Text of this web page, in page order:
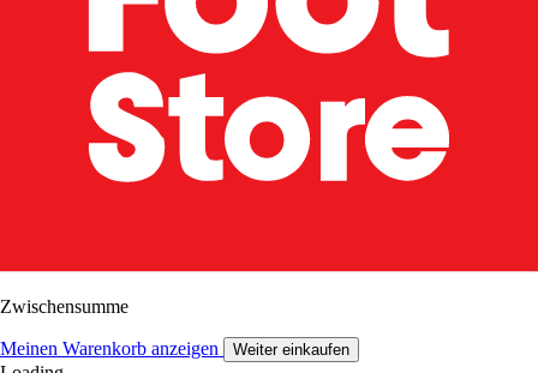
Zwischensumme
Meinen Warenkorb anzeigen Weiter einkaufen